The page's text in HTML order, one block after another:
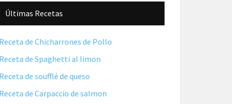
Barra
principal
Últimas Recetas
Receta de Chicharrones de Pollo
Receta de Spaghetti al limon
Receta de soufflé de queso
Receta de Carpaccio de salmon